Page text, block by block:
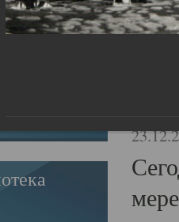
за веру в
Севере”